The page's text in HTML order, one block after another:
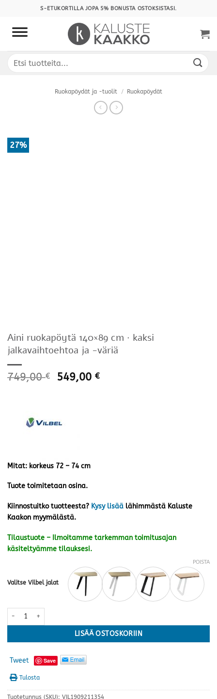
content
S-ETUKORTILLA JOPA 5% BONUSTA OSTOKSISTASI.
Etsi:
Ruokapöydät ja -tuolit / Ruokapöydät
27%
Aini ruokapöytä 140×89 cm · kaksi
jalkavaihtoehtoa ja -väriä
749,00€ 549,00€
Mitat: korkeus 72 – 74 cm
Tuote toimitetaan osina.
Kiinnostuitko tuotteesta? Kysy lisää lähimmästä Kaluste
Kaakon myymälästä.
Tilaustuote – Ilmoitamme tarkemman toimitusajan
käsiteltyämme tilauksesi.
Valitse Vilbel jalat
POISTA
Aini ruokapöytä 140x89 cm · kaksi jalkavaihtoehtoa ja -väriä määrä
LISÄÄ OSTOSKORIIN
Tweet Save
Tulosta
Tuotetunnus (SKU): VIL1909211354